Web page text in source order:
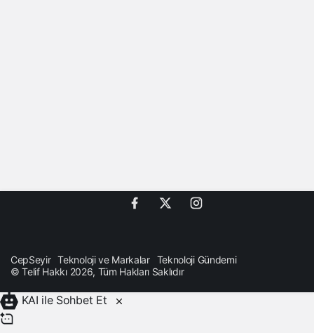
CepSeyir Teknoloji ve Markalar
Teknoloji Gündemi
© Telif Hakkı 2026, Tüm Hakları Saklıdır
KAI ile Sohbet Et